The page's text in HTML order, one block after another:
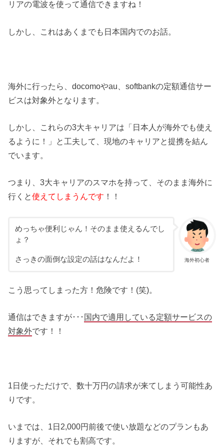
リアの電波を使って通信できますね！
しかし、これはあくまでも日本国内でのお話。
海外に行ったら、docomoやau、softbankの定額通信サー
ビスは対象外となります。
しかし、これらの3大キャリアは「日本人が海外でも使え
るように！」と工夫して、現地のキャリアと提携を結ん
でいます。
つまり、3大キャリアのスマホを持って、そのまま海外に
行くと使えてしまうんです ！！
海外初心者
めっちゃ便利じゃん！そのまま使えるんでし
ょ？
さっきの面倒な設定の話はなんだよ！
こう思ってしまった方！危険です！(笑)。
通信はできますが･･･ 国内で適用している定額サービスの
対象外です！！
1日使っただけで、数十万円の請求が来てしまう可能性あ
りです。
いまでは、1日2,000円前後で使い放題などのプランもあ
りますが、それでも割高です。